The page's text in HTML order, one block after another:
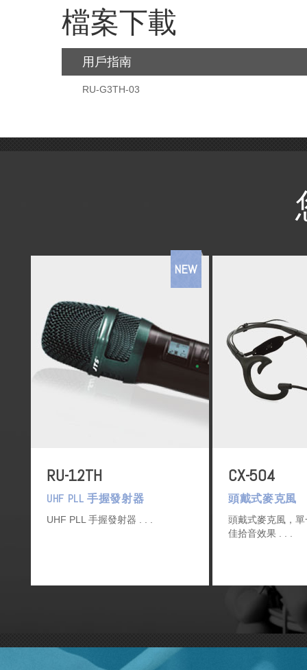
檔案下載
用戶指南
RU-G3TH-03
RU-12TH
NEW
UHF PLL 手握發射器
UHF PLL 手握發射器
CX-504
頭戴式麥克風
頭戴式麥克風，
佳拾音效果